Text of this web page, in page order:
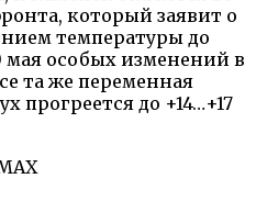
который заявит о
температуры до
мая особых изменений в
та же переменная
прогреется до +14…+17